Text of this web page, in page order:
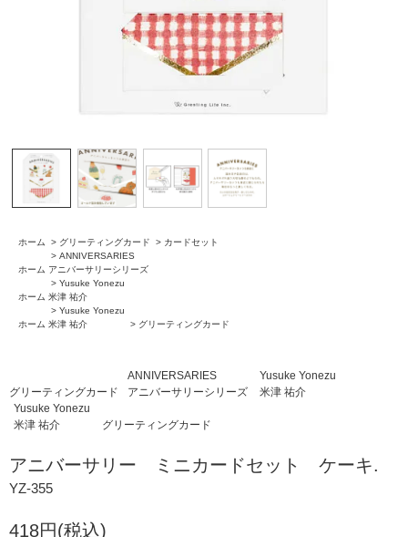
ホーム > グリーティングカード > カードセット
ホーム
> ANNIVERSARIES
アニバーサリーシリーズ
ホーム
> Yusuke Yonezu
米津 祐介
ホーム
> Yusuke Yonezu
米津 祐介
> グリーティングカード
グリーティングカード
ANNIVERSARIES
アニバーサリーシリーズ
Yusuke Yonezu
米津 祐介
Yusuke Yonezu
米津 祐介
グリーティングカード
アニバーサリー ミニカードセット ケーキ.
YZ-355
418円(税込)